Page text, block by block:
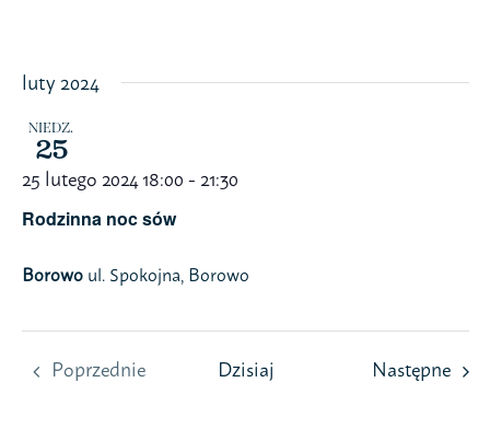
luty 2024
NIEDZ.
25
Rodzinna noc sów
25 lutego 2024 18:00 - 21:30
Borowo ul. Spokojna, Borowo
Poprzednie
Dzisiaj Następne